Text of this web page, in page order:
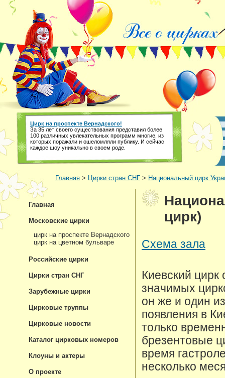
Цирк на проспекте Вернадского!
За 35 лет своего существования представил более
100 различных увлекательных программ многие, из
которых поражали и ошеломляли публику. И сейчас
каждое шоу уникально в своем роде.
Главная > Цирки стран СНГ > Национальный цирк
цирк)
Схема зала
Киевский
значимых
он же и один
появления в
только
брезентовые
время
несколько
Главная
Московские цирки
цирк на проспекте Вернадского
цирк на цветном бульваре
Российские цирки
Цирки стран СНГ
Зарубежные цирки
Цирковые труппы
Цирковые новости
Каталог цирковых номеров
Клоуны и актеры
О проекте